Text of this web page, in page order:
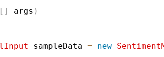
[ ] args )
sampleData = new